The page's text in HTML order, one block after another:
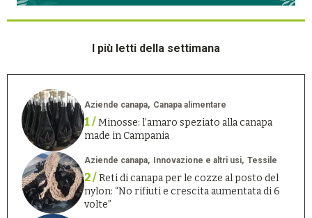
I più letti della settimana
Aziende canapa Canapa alimentare
1 /Minosse: l’amaro speziato alla canapa
made in Campania
Aziende canapa Innovazione e altri usi Tessile
2 /Reti di canapa per le cozze al posto del
nylon: “No rifiuti e crescita aumentata di 6
volte”